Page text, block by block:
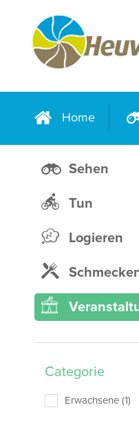
Home
Sehen
Tun
Logieren
Categorie
Erwachsene (1)